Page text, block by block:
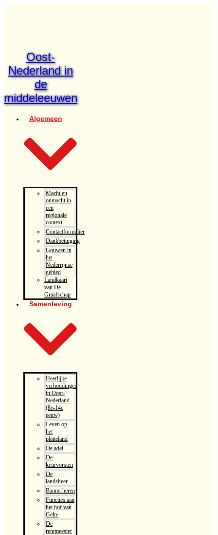
Oost-
Nederland in
de
middeleeuwen
Algemeen
Macht en
onmacht in
een
regionale
context
Contactformulier
Dankbetuiging
Gouwen in
het
Nederrijnse
gebied
Landkaart
van De
Graafschap
Samenleving
Heerlijke
verhoudingen
in Oost-
Nederland
(8e-14e
eeuw)
Leven op
het
platteland
De adel
De
keurvorsten
De
landsheer
Bannerheren
Functies aan
het hof van
Gelre
De
rentmeester